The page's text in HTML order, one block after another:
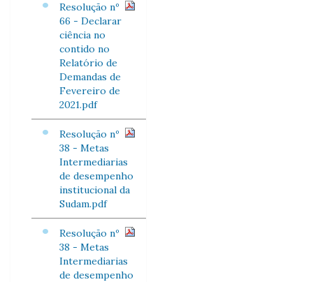
Resolução nº
66 - Declarar
ciência no
contido no
Relatório de
Demandas de
Fevereiro de
2021.pdf
Resolução nº
38 - Metas
Intermediarias
de desempenho
institucional da
Sudam.pdf
Resolução nº
38 - Metas
Intermediarias
de desempenho